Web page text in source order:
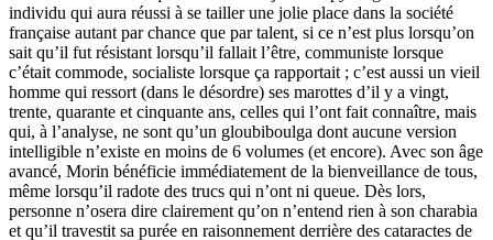
individu qui aura réussi à se tailler une jolie place dans la société
française autant par chance que par talent, si ce n’est plus lorsqu’on
sait qu’il fut résistant lorsqu’il fallait l’être, communiste lorsque
c’était commode, socialiste lorsque ça rapportait ; c’est aussi un vieil
homme qui ressort (dans le désordre) ses marottes d’il y a vingt,
trente, quarante et cinquante ans, celles qui l’ont fait connaître, mais
qui, à l’analyse, ne sont qu’un gloubiboulga dont aucune version
intelligible n’existe en moins de 6 volumes (et encore). Avec son âge
avancé, Morin bénéficie immédiatement de la bienveillance de tous,
même lorsqu’il radote des trucs qui n’ont ni queue. Dès lors,
personne n’osera dire clairement qu’on n’entend rien à son charabia
et qu’il travestit sa purée en raisonnement derrière des cataractes de